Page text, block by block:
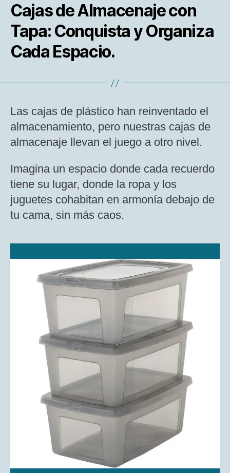
Cajas de Almacenaje con
Tapa: Conquista y Organiza
Cada Espacio.
Las cajas de plástico han reinventado el
almacenamiento, pero nuestras cajas de
almacenaje llevan el juego a otro nivel.
Imagina un espacio donde cada recuerdo
tiene su lugar, donde la ropa y los
juguetes cohabitan en armonía debajo de
tu cama, sin más caos.